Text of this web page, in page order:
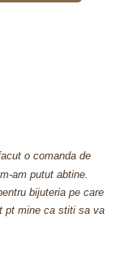
o comanda de
am putut abtine.
bijuteria pe care
pt mine ca stiti sa va